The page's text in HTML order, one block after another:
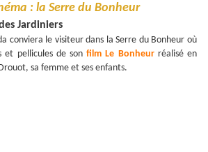
: la Serre du Bonheur
Jardiniers
conviera le visiteur dans la Serre du Bonheur où
et pellicules de sonfilm Le Bonheurréalisé en
sa femme et ses enfants.